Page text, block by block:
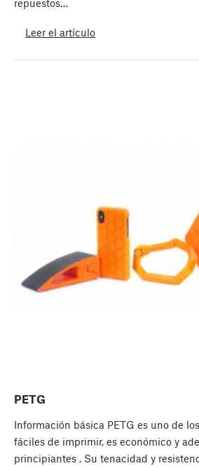
repuestos…
Leer el artículo
PETG
Información básica PETG es uno de
fáciles de imprimir, es económico y
principiantes . Su tenacidad y